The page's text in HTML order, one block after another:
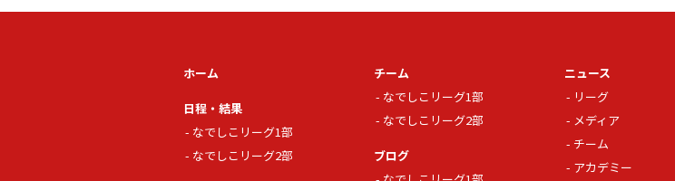
ホーム
日程・結果
なでしこリーグ1部
なでしこリーグ2部
チーム
なでしこリーグ1部
なでしこリーグ2部
ブログ
ニュース
リーグ
メディア
チーム
アカデミー